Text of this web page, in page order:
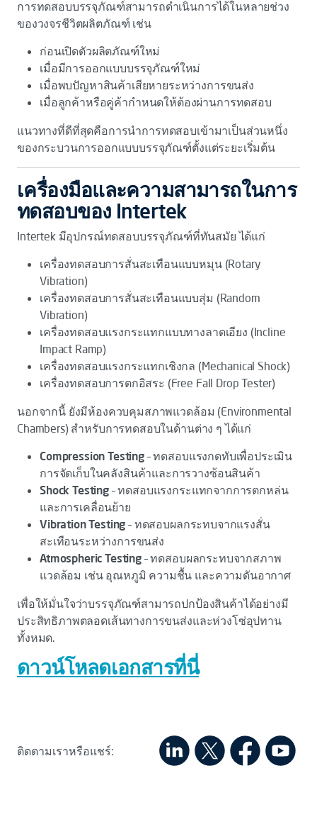
การทดสอบบรรจุภัณฑ์สามารถดำเนินการได้ในหลายช่วง
ของวงจรชีวิตผลิตภัณฑ์ เช่น
ก่อนเปิดตัวผลิตภัณฑ์ใหม่
เมื่อมีการออกแบบบรรจุภัณฑ์ใหม่
เมื่อพบปัญหาสินค้าเสียหายระหว่างการขนส่ง
เมื่อลูกค้าหรือคู่ค้ากำหนดให้ต้องผ่านการทดสอบ
แนวทางที่ดีที่สุดคือการนำการทดสอบเข้ามาเป็นส่วนหนึ่ง
ของกระบวนการออกแบบบรรจุภัณฑ์ตั้งแต่ระยะเริ่มต้น
เครื่องมือและความสามารถในการ
ทดสอบของ Intertek
Intertek มีอุปกรณ์ทดสอบบรรจุภัณฑ์ที่ทันสมัย ได้แก่
เครื่องทดสอบการสั่นสะเทือนแบบหมุน (Rotary
Vibration)
เครื่องทดสอบการสั่นสะเทือนแบบสุ่ม (Random
Vibration)
เครื่องทดสอบแรงกระแทกแบบทางลาดเอียง (Incline
Impact Ramp)
เครื่องทดสอบแรงกระแทกเชิงกล (Mechanical Shock)
เครื่องทดสอบการตกอิสระ (Free Fall Drop Tester)
นอกจากนี้ ยังมีห้องควบคุมสภาพแวดล้อม (Environmental
Chambers) สำหรับการทดสอบในด้านต่าง ๆ ได้แก่
Compression Testing– ทดสอบแรงกดทับเพื่อประเมิน
การจัดเก็บในคลังสินค้าและการวางซ้อนสินค้า
Shock Testing– ทดสอบแรงกระแทกจากการตกหล่น
และการเคลื่อนย้าย
Vibration Testing– ทดสอบผลกระทบจากแรงสั่น
สะเทือนระหว่างการขนส่ง
Atmospheric Testing– ทดสอบผลกระทบจากสภาพ
แวดล้อม เช่น อุณหภูมิ ความชื้น และความดันอากาศ
เพื่อให้มั่นใจว่าบรรจุภัณฑ์สามารถปกป้องสินค้าได้อย่างมี
ประสิทธิภาพตลอดเส้นทางการขนส่งและห่วงโซ่อุปทาน
ทั้งหมด.
ดาวน์โหลดเอกสารที่นี่
ติดตามเราหรือแชร์: